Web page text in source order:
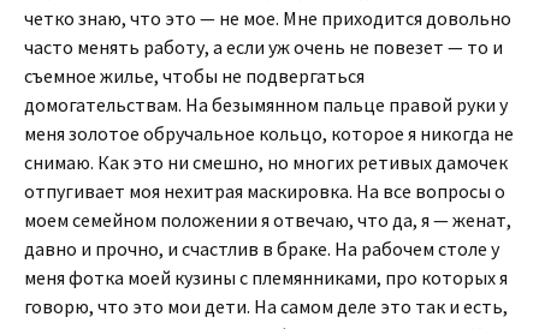
четко знаю, что это — не мое. Мне приходится довольно
часто менять работу, а если уж очень не повезет — то и
съемное жилье, чтобы не подвергаться
домогательствам. На безымянном пальце правой руки у
меня золотое обручальное кольцо, которое я никогда не
снимаю. Как это ни смешно, но многих ретивых дамочек
отпугивает моя нехитрая маскировка. На все вопросы о
моем семейном положении я отвечаю, что да, я — женат,
давно и прочно, и счастлив в браке. На рабочем столе у
меня фотка моей кузины с племянниками, про которых я
говорю, что это мои дети. На самом деле это так и есть,